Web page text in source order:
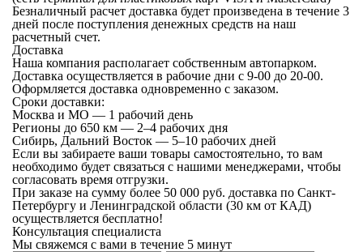
Безналичный расчет доставка будет произведена в течение 3
дней после поступления денежных средств на наш
расчетный счет.
Доставка
Наша компания располагает собственным автопарком.
Доставка осуществляется в рабочие дни с 9-00 до 20-00.
Оформляется доставка одновременно с заказом.
Сроки доставки:
Москва и МО — 1 рабочий день
Регионы до 650 км — 2–4 рабочих дня
Сибирь, Дальний Восток — 5–10 рабочих дней
Если вы забираете ваши товары самостоятельно, то вам
необходимо будет связаться с нашими менеджерами, чтобы
согласовать время отгрузки.
При заказе на сумму более 50 000 руб. доставка по Санкт-
Петербургу и Ленинградской области (30 км от КАД)
осуществляется бесплатно!
Консультация специалиста
Мы свяжемся с вами в течение 5 минут